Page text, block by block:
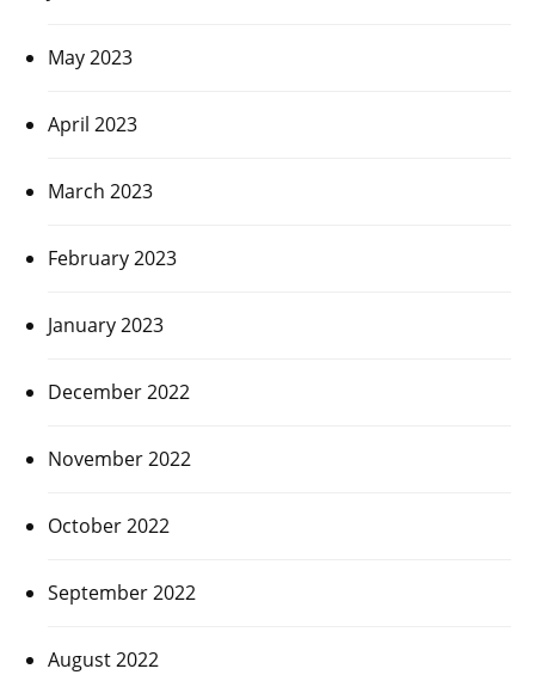
May 2023
April 2023
March 2023
February 2023
January 2023
December 2022
November 2022
October 2022
September 2022
August 2022